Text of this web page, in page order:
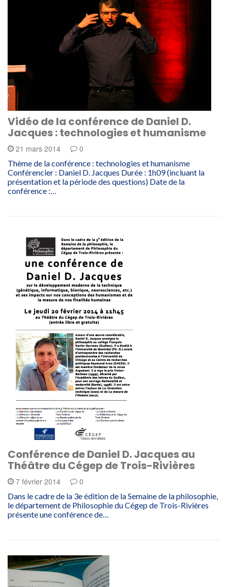
Vidéo de la conférence de Daniel D.
Jacques : technologies et humanisme
21 mars 2014 0
Thème de la conférence : technologies et humanisme
Conférencier : Daniel D. Jacques Durée : 1h09 (incluant la
présentation et la période des questions) Date de la
conférence :…
Conférence de Daniel D. Jacques au
Théâtre du Cégep de Trois-Rivières
7 février 2014 0
Dans le cadre de la 3e édition de la Semaine de la philosophie,
le département de Philosophie du Cégep de Trois-Rivières
présente une conférence de…